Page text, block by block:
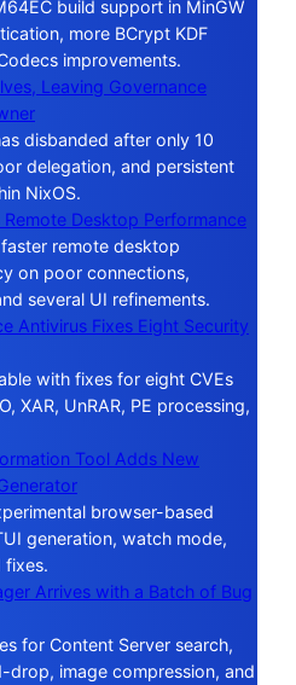
build support in MinGW
more BCrypt KDF
improvements.
Leaving Governance
disbanded after only 10
delegation, and persistent
NixOS.
Desktop Performance
remote desktop
on poor connections,
several UI refinements.
Antivirus Fixes Eight Security
with fixes for eight CVEs
XAR, UnRAR, PE processing,
Tool Adds New
browser-based
generation, watch mode,
fixes.
Arrives with a Batch of Bug
for Content Server search,
drop, image compression, and